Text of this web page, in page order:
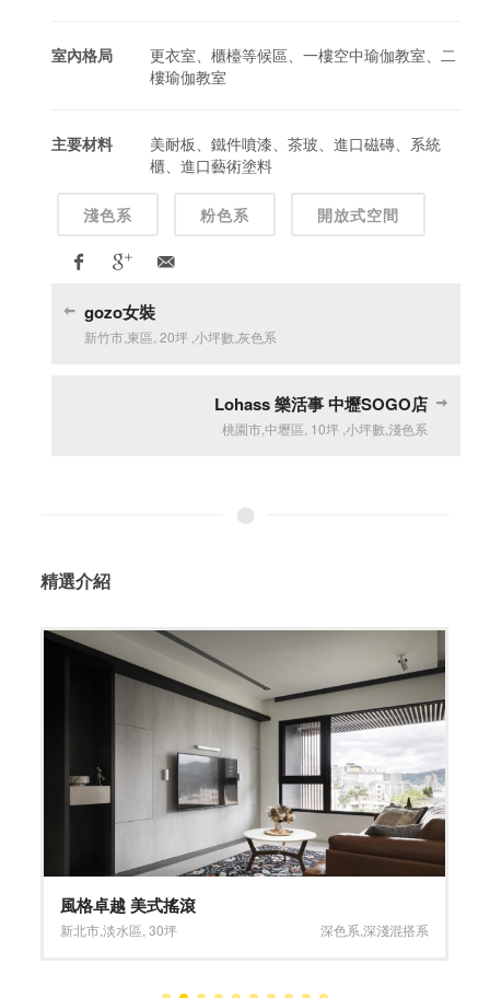
室內格局
更衣室、櫃檯等候區、一樓空中瑜伽教室、二
樓瑜伽教室
主要材料
美耐板、鐵件噴漆、茶玻、進口磁磚、系統
櫃、進口藝術塗料
淺色系 粉色系 開放式空間
gozo女裝
新竹市 東區 ,20坪 ,小坪數 灰色系
Lohass 樂活事 中壢SOGO店
桃園市,中壢區 10坪, 小坪數 淺色系
精選介紹
風格卓越 美式搖滾
新北市,淡水區 ,30坪 深色系 ,深淺混搭系